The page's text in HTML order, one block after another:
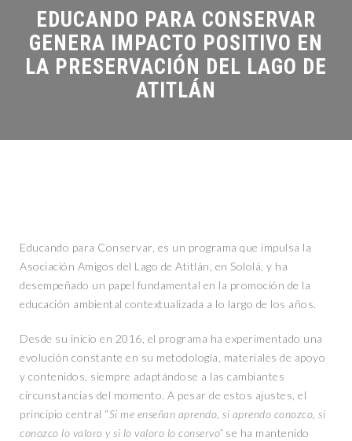
EDUCANDO PARA CONSERVAR
GENERA IMPACTO POSITIVO EN
LA PRESERVACIÓN DEL LAGO DE
ATITLÁN
Educando para Conservar, es un programa que impulsa la
Asociación Amigos del Lago de Atitlán, en Sololá, y ha
desempeñado un papel fundamental en la promoción de la
educación ambiental contextualizada a lo largo de los años.
Desde su inicio en 2016, el programa ha experimentado una
evolución constante en su metodología, materiales de apoyo
y contenidos, siempre adaptándose a las cambiantes
circunstancias del momento. A pesar de estos ajustes, el
principio central “Si me enseñan aprendo, si aprendo conozco, si
conozco lo valoro y si lo valoro lo conservo”se ha mantenido